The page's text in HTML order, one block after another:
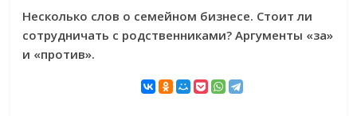
Несколько слов о семейном бизнесе. Стоит ли
сотрудничать с родственниками? Аргументы «за»
и «против».